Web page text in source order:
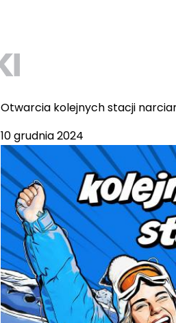
Otwarcia kolejnych stacji
10 grudnia 2024